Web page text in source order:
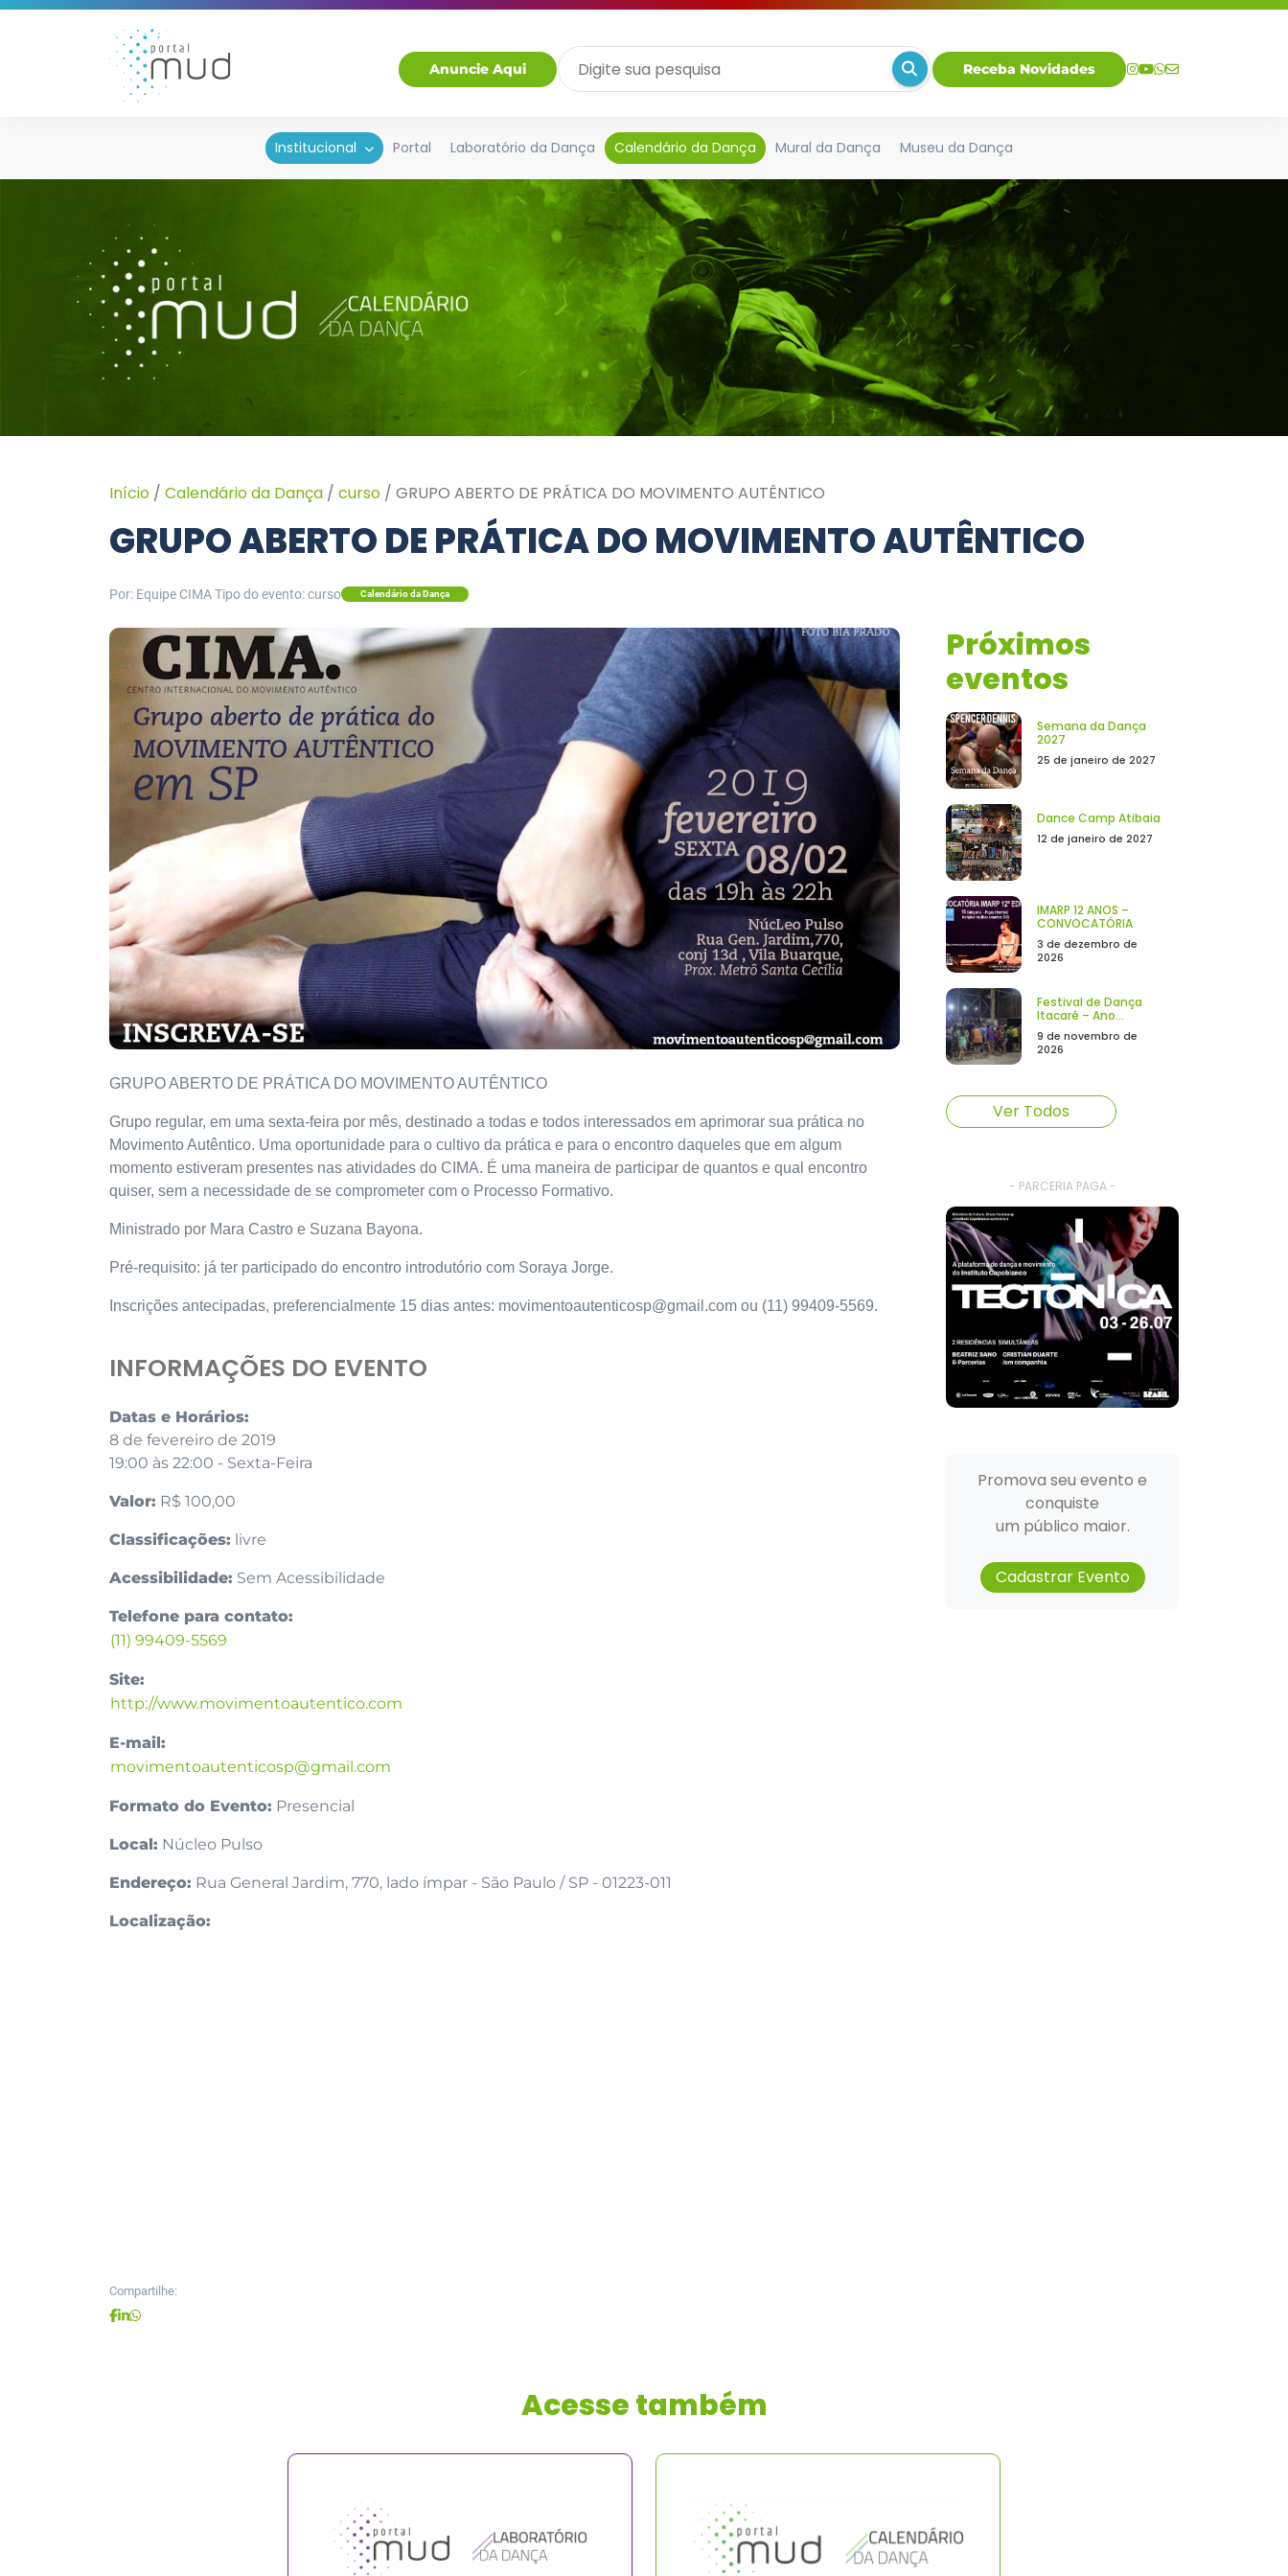
Anuncie Aqui Receba Novidades
Institucional Portal Laboratório da Dança Calendário da Dança Mural da Dança Museu da Dança
Início / Calendário da Dança / curso / GRUPO ABERTO DE PRÁTICA DO MOVIMENTO AUTÊNTICO
GRUPO ABERTO DE PRÁTICA DO MOVIMENTO AUTÊNTICO
Por: Equipe CIMATipo do evento: curso Calendário da Dança
GRUPO ABERTO DE PRÁTICA DO MOVIMENTO AUTÊNTICO
Grupo regular, em uma sexta-feira por mês, destinado a todas e todos interessados em aprimorar sua prática no
Movimento Autêntico. Uma oportunidade para o cultivo da prática e para o encontro daqueles que em algum
momento estiveram presentes nas atividades do CIMA. É uma maneira de participar de quantos e qual encontro
quiser, sem a necessidade de se comprometer com o Processo Formativo.
Ministrado por Mara Castro e Suzana Bayona.
Pré-requisito: já ter participado do encontro introdutório com Soraya Jorge.
Inscrições antecipadas, preferencialmente 15 dias antes: movimentoautenticosp@gmail.com ou (11) 99409-5569.
INFORMAÇÕES DO EVENTO
Datas e Horários:
8 de fevereiro de 2019
19:00 às 22:00 - Sexta-Feira
Valor: R$ 100,00
Classificações: livre
Acessibilidade: Sem Acessibilidade
Telefone para contato:
(11) 99409-5569
Site:
http://www.movimentoautentico.com
E-mail:
movimentoautenticosp@gmail.com
Formato do Evento: Presencial
Local: Núcleo Pulso
Endereço: Rua General Jardim, 770, lado ímpar - São Paulo / SP - 01223-011
Localização:
Compartilhe:
Próximos
eventos
Semana da Dança
2027
25 de janeiro de 2027
Dance Camp Atibaia
12 de janeiro de 2027
IMARP 12 ANOS –
CONVOCATÓRIA
3 de dezembro de
2026
Festival de Dança
Itacaré – Ano...
9 de novembro de
2026
Ver Todos
- PARCERIA PAGA -
Promova seu evento e
conquiste
um público maior.
Cadastrar Evento
Acesse também